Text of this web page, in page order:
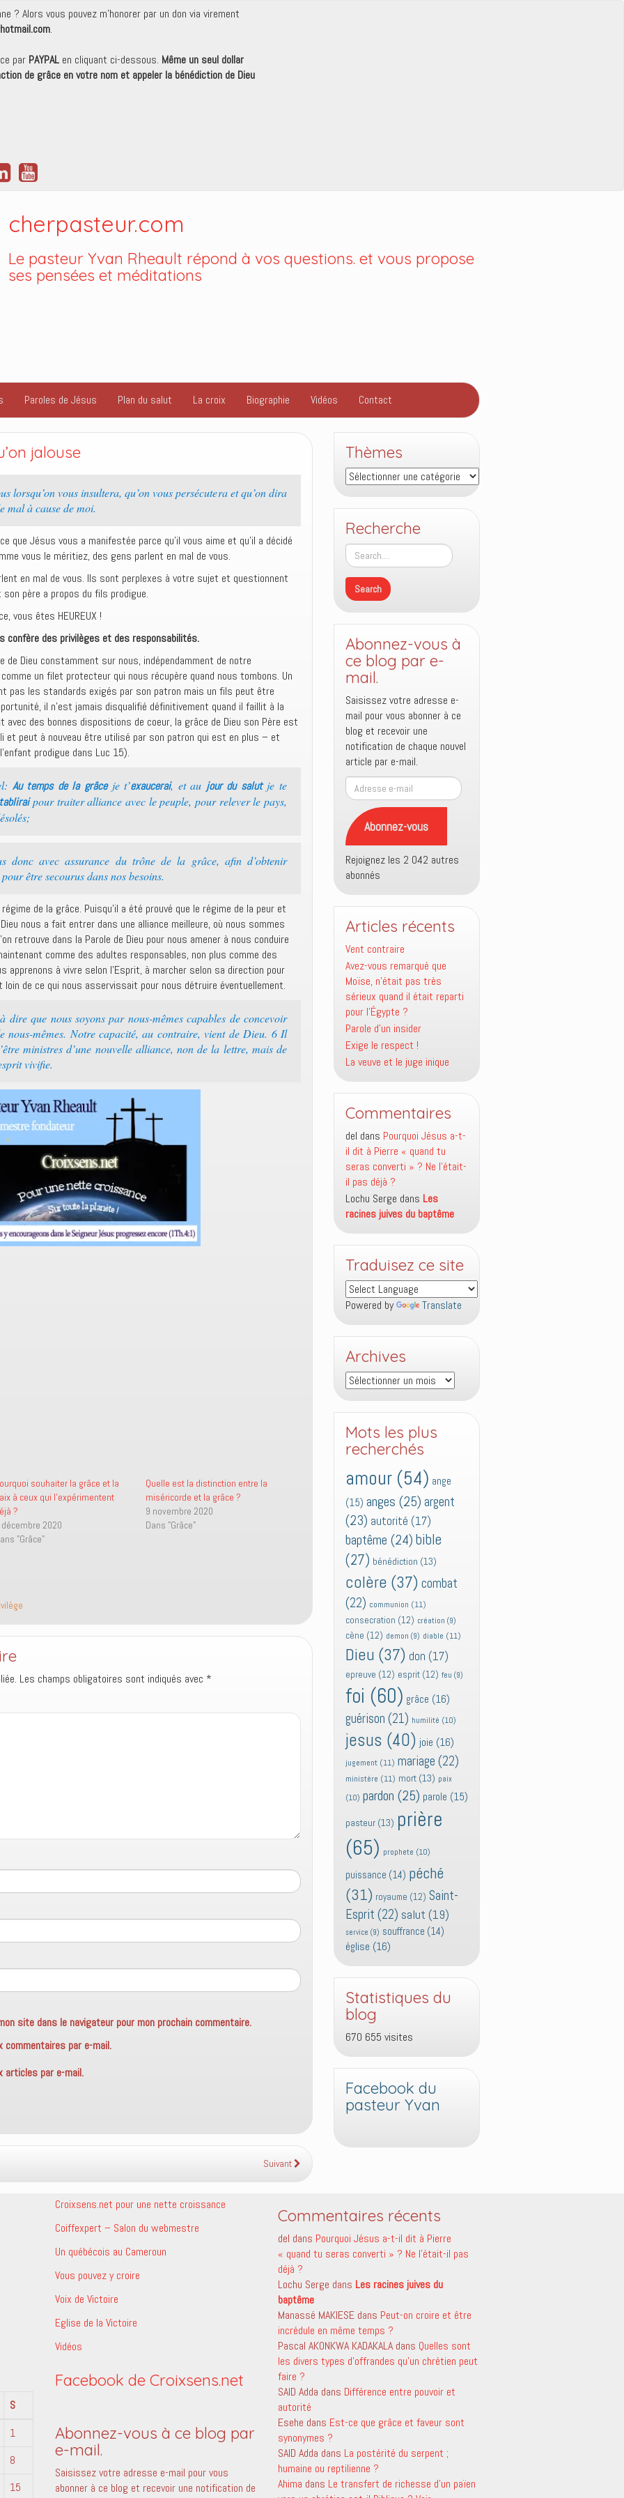
? Alors vous pouvez m'honorer par un don via virement
.
par PAYPAL en cliquant ci-dessous. Même un seul dollar
de grâce en votre nom et appeler la bénédiction de Dieu
cherpasteur.com
Le pasteur Yvan Rheault répond à vos questions. et vous propose
ses pensées et méditations
Paroles de Jésus Plan du salut La croix Biographie Vidéos Contact
jalouse
lorsqu’on vous insultera, qu’on vous persécutera et qu’on dira
mal à cause de moi.
que Jésus vous a manifestée parce qu’il vous aime et qu’il a décidé
vous le méritiez, des gens parlent en mal de vous.
en mal de vous. Ils sont perplexes à votre sujet et questionnent
père a propos du fils prodigue.
vous êtes HEUREUX !
confère des privilèges et des responsabilités.
de Dieu constamment sur nous, indépendamment de notre
un filet protecteur qui nous récupère quand nous tombons. Un
pas les standards exigés par son patron mais un fils peut être
il n’est jamais disqualifié définitivement quand il faillit à la
des bonnes dispositions de coeur, la grâce de Dieu son Père est
et peut à nouveau être utilisé par son patron qui est en plus – et
prodigue dans Luc 15).
Au temps de la grâceje t’exaucerai, et au jour du salut je te
pour traiter alliance avec le peuple, pour relever le pays,
donc avec assurance du trône de la grâce, afin d’obtenir
être secourus dans nos besoins.
de la grâce. Puisqu’il a été prouvé que le régime de la peur et
nous a fait entrer dans une alliance meilleure, où nous sommes
retrouve dans la Parole de Dieu pour nous amener à nous conduire
comme des adultes responsables, non plus comme des
à vivre selon l’Esprit, à marcher selon sa direction pour
de ce qui nous asservissait pour nous détruire éventuellement.
dire que nous soyons par nous-mêmes capables de concevoir
nous-mêmes. Notre capacité, au contraire, vient de Dieu. 6 Il
ministres d’une nouvelle alliance, non de la lettre, mais de
vivifie.
souhaiter la grâce et la
à ceux qui l’expérimentent
?
décembre 2020
"Grâce"
Quelle est la distinction entre la
miséricorde et la grâce ?
9 novembre 2020
Dans "Grâce"
Les champs obligatoires sont indiqués avec *
site dans le navigateur pour mon prochain commentaire.
commentaires par e-mail.
articles par e-mail.
Suivant
Thèmes
Thèmes
Recherche
Abonnez-vous à
ce blog par e-
mail.
Saisissez votre adresse e-
mail pour vous abonner à ce
blog et recevoir une
notification de chaque nouvel
article par e-mail.
Adresse
e-
mail
Abonnez-vous
Rejoignez les 2 042 autres
abonnés
Articles récents
Vent contraire
Avez-vous remarqué que
Moïse, n’était pas très
sérieux quand il était reparti
pour l’Égypte ?
Parole d’un insider
Exige le respect !
La veuve et le juge inique
Commentaires
del dans Pourquoi Jésus a-t-
il dit à Pierre « quand tu
seras converti » ? Ne l’était-
il pas déjà ?
Lochu Serge dans Les
racines juives du baptême
Traduisez ce site
Powered by Translate
Archives
Archives
Mots les plus
recherchés
amour (54) ange
(15) anges (25) argent
(23) autorité (17)
baptême (24) bible
(27) bénédiction (13)
colère (37) combat
(22) communion (11)
consecration (12) création (9)
cène (12) demon (9) diable (11)
Dieu (37) don (17)
epreuve (12) esprit (12) feu (9)
foi (60) grâce (16)
guérison (21) humilité (10)
jesus (40) joie (16)
jugement (11) mariage (22)
ministère (11) mort (13) paix
(10) pardon (25) parole (15)
pasteur (13) prière
(65) prophete (10)
puissance (14) péché
(31) royaume (12) Saint-
Esprit (22) salut (19)
service (9) souffrance (14)
église (16)
Statistiques du
blog
670 655 visites
Facebook du
pasteur Yvan
S
1
8
15
Croixsens.net pour une nette croissance
Coiffexpert – Salon du webmestre
Un québécois au Cameroun
Vous pouvez y croire
Voix de Victoire
Eglise de la Victoire
Vidéos
Facebook de Croixsens.net
Abonnez-vous à ce blog par
e-mail.
Saisissez votre adresse e-mail pour vous
abonner à ce blog et recevoir une notification de
Commentaires récents
del dans Pourquoi Jésus a-t-il dit à Pierre
« quand tu seras converti » ? Ne l’était-il pas
déjà ?
Lochu Serge dans Les racines juives du
baptême
Manassé MAKIESEdans Peut-on croire et être
incrédule en même temps ?
Pascal AKONKWA KADAKALAdans Quelles sont
les divers types d’offrandes qu’un chrétien peut
faire ?
SAID Adda dans Différence entre pouvoir et
autorité
Esehe dans Est-ce que grâce et faveur sont
synonymes ?
SAID Adda dans La postérité du serpent ;
humaine ou reptilienne ?
Ahima dans Le transfert de richesse d’un païen